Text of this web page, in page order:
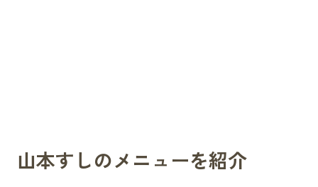
山本すしのメニューを紹介